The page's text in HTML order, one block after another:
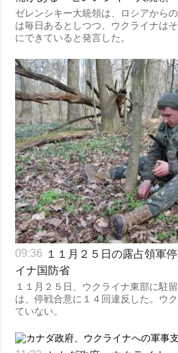
ゼレンシキー大統領は、ロシアから
は毎日あるとしつつ、ウクライナは
にできていると発言した。
09:36 １１月２５日の露占領軍
イナ国防省
１１月２５日、ウクライナ東部に駐
は、停戦合意に１４回違反した。ウ
ていない。